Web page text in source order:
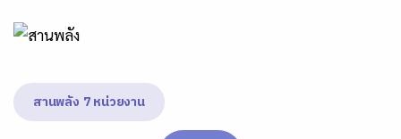
สานพลัง 7 หน่วยงาน